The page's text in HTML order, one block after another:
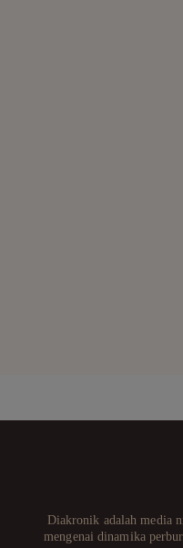
Diakronik adalah media
mengenai dinamika